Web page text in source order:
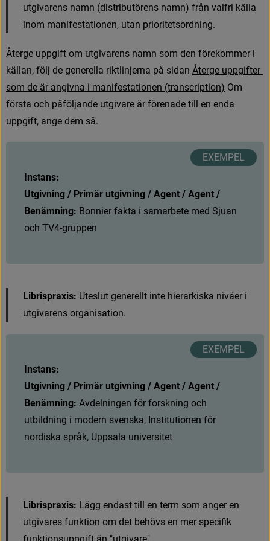
utgivarens namn (distributörens namn) från valfri källa
inom manifestationen, utan prioritetsordning.
Återge uppgift om utgivarens namn som den förekommer i
källan, följ de generella riktlinjerna på sidan Återge uppgifter
som de är angivna i manifestationen (transcription) Om
första och påföljande utgivare är förenade till en enda
uppgift, ange dem så.
Instans:
Utgivning / Primär utgivning / Agent / Agent /
Benämning: Bonnier fakta i samarbete med Sjuan
och TV4-gruppen
Librispraxis: Uteslut generellt inte hierarkiska nivåer i
utgivarens organisation.
Instans:
Utgivning / Primär utgivning / Agent / Agent /
Benämning: Avdelningen för forskning och
utbildning i modern svenska, Institutionen för
nordiska språk, Uppsala universitet
Librispraxis: Lägg endast till en term som anger en
utgivares funktion om det behövs en mer specifk
funktionsuppgift än "utgivare".